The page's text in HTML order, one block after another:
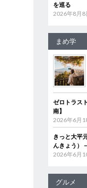
を巡る
2026年8月8
まめ学
ゼロトラス
南】
2026年6月
きっと大平
んきょう）
2026年6月
グルメ